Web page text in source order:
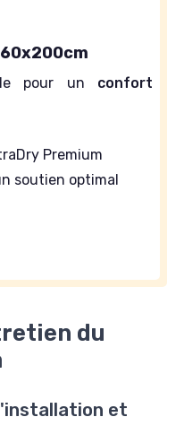
pour un confort
Premium
soutien optimal
du
et